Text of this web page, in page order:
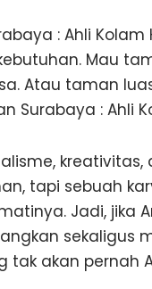
: Ahli
Mau
Atau taman
Surabaya : Ahli
tapi sebuah
Jadi, jika
sekaligus
akan pernah